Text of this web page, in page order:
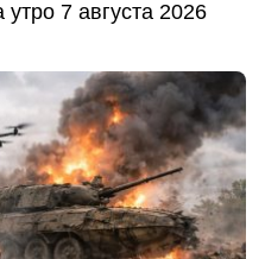
7 августа 2026